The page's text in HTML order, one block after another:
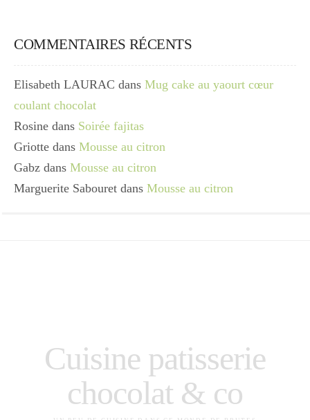
COMMENTAIRES RÉCENTS
Elisabeth LAURAC dans Mug cake au yaourt cœur
coulant chocolat
Rosine dans Soirée fajitas
Griotte dans Mousse au citron
Gabz dans Mousse au citron
Marguerite Sabouret dans Mousse au citron
Cuisine patisserie
chocolat & co